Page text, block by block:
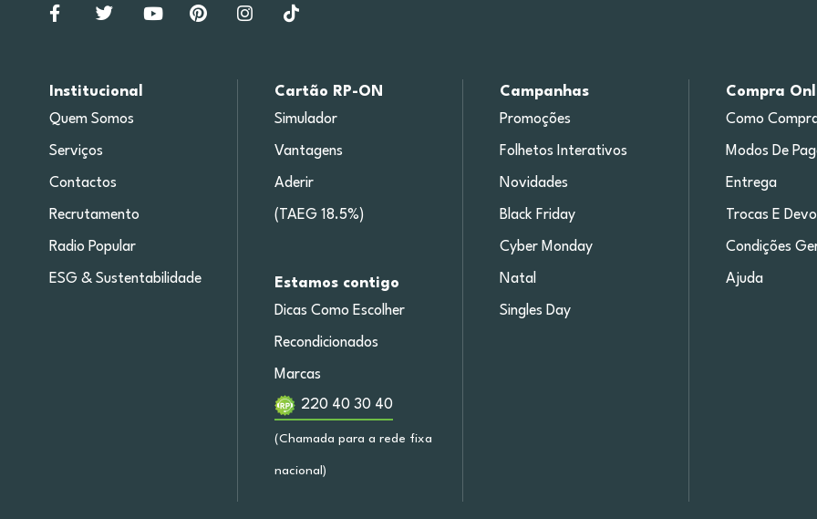
Institucional
Quem Somos
Serviços
Contactos
Recrutamento
Radio Popular
ESG & Sustentabilidade
Cartão RP-ON
Simulador
Vantagens
Aderir
(TAEG 18.5%)
Estamos contigo
Dicas Como Escolher
Recondicionados
Marcas
220 40 30 40
(Chamada para a rede fixa
nacional)
Campanhas
Promoções
Folhetos Interativos
Novidades
Black Friday
Cyber Monday
Natal
Singles Day
Compra
Como
Modos De
Entrega
Trocas E
Condições
Ajuda